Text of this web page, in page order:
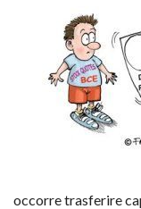
occorre trasferire